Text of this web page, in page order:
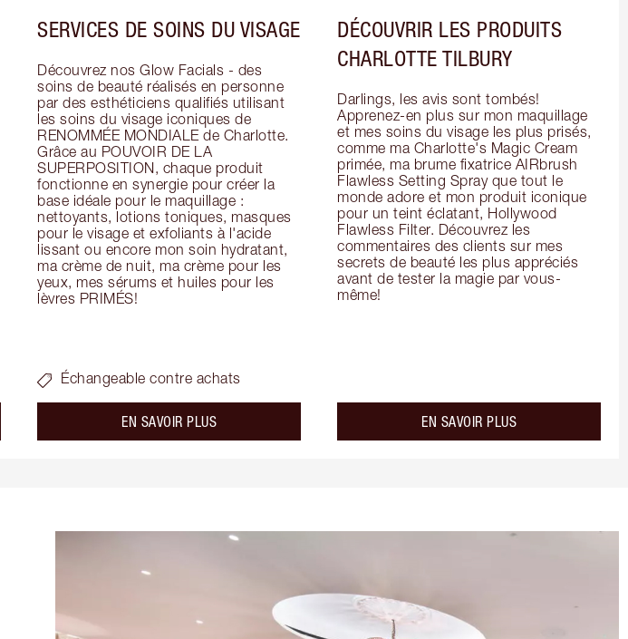
SERVICES DE SOINS DU VISAGE
Découvrez nos Glow Facials - des
soins de beauté réalisés en personne
par des esthéticiens qualifiés utilisant
les soins du visage iconiques de
RENOMMÉE MONDIALE de Charlotte.
Grâce au POUVOIR DE LA
SUPERPOSITION, chaque produit
fonctionne en synergie pour créer la
base idéale pour le maquillage :
nettoyants, lotions toniques, masques
pour le visage et exfoliants à l'acide
lissant ou encore mon soin hydratant,
ma crème de nuit, ma crème pour les
yeux, mes sérums et huiles pour les
lèvres PRIMÉS!
Échangeable contre achats
EN SAVOIR PLUSabout the
DÉCOUVRIR LES PRODUITS
CHARLOTTE TILBURY
Darlings, les avis sont tombés!
Apprenez-en plus sur mon maquillage
et mes soins du visage les plus prisés,
comme ma Charlotte's Magic Cream
primée, ma brume fixatrice AIRbrush
Flawless Setting Spray que tout le
monde adore et mon produit iconique
pour un teint éclatant, Hollywood
Flawless Filter. Découvrez les
commentaires des clients sur mes
secrets de beauté les plus appréciés
avant de tester la magie par vous-
même!
EN SAVOIR PLUSabout the